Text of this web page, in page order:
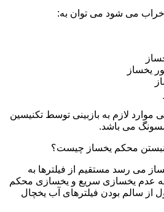
خراب می شود می توان به:
یخساز
موارد لازم به بازبینی توسط تکنیسین
می باشد.
محکم یخساز چیست؟
می رسد مستقیم از فیلترها به
عدم یخسازی سریع و یخسازی محکم
از سالم بودن فیلترهای آب یخچال